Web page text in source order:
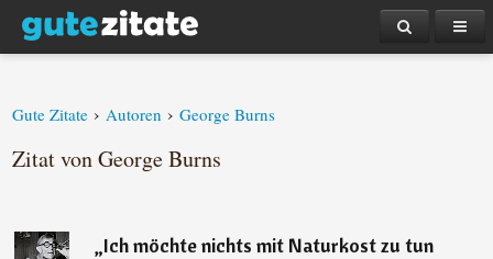
Gute Zitate › Autoren › George Burns
Zitat von George Burns
„Ich möchte nichts mit Naturkost zu tun